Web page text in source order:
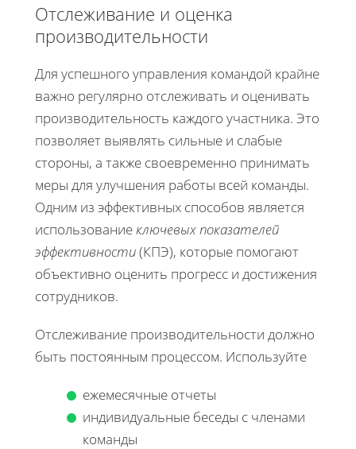
Отслеживание и оценка
производительности
Для успешного управления командой крайне
важно регулярно отслеживать и оценивать
производительность каждого участника. Это
позволяет выявлять сильные и слабые
стороны, а также своевременно принимать
меры для улучшения работы всей команды.
Одним из эффективных способов является
использованиеключевых показателей
эффективности(КПЭ), которые помогают
объективно оценить прогресс и достижения
сотрудников.
Отслеживание производительности должно
быть постоянным процессом. Используйте
ежемесячные отчеты
индивидуальные беседы с членами
команды